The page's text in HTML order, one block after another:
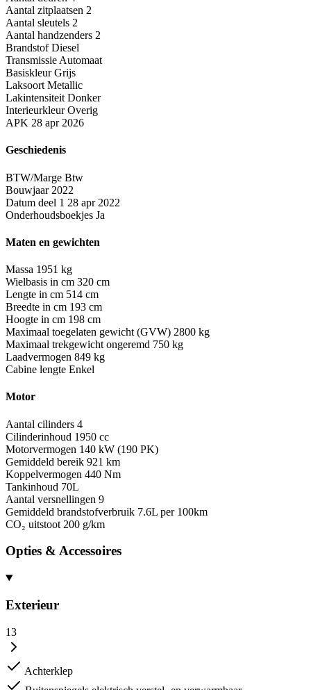
Aantal zitplaatsen 2
Aantal sleutels 2
Aantal handzenders 2
Brandstof Diesel
Transmissie Automaat
Basiskleur Grijs
Laksoort Metallic
Lakintensiteit Donker
Interieurkleur Overig
APK 28 apr 2026
Geschiedenis
BTW/Marge Btw
Bouwjaar 2022
Datum deel 1 28 apr 2022
Onderhoudsboekjes Ja
Maten en gewichten
Massa 1951 kg
Wielbasis in cm 320 cm
Lengte in cm 514 cm
Breedte in cm 193 cm
Hoogte in cm 198 cm
Maximaal toegelaten gewicht (GVW) 2800 kg
Maximaal trekgewicht ongeremd 750 kg
Laadvermogen 849 kg
Cabine lengte Enkel
Motor
Aantal cilinders 4
Cilinderinhoud 1950 cc
Motorvermogen 140 kW (190 PK)
Gemiddeld bereik 921 km
Koppelvermogen 440 Nm
Tankinhoud 70L
Aantal versnellingen 9
Gemiddeld brandstofverbruik 7.6L per 100km
CO₂ uitstoot 200 g/km
Opties & Accessoires
Exterieur
13
Achterklep